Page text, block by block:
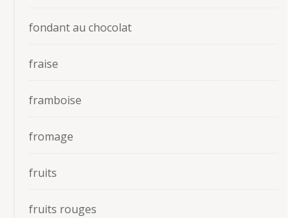
fondant au chocolat
fraise
framboise
fromage
fruits
fruits rouges